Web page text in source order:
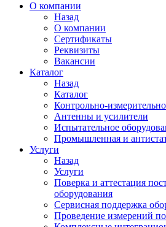
О компании
Назад
О компании
Сертификаты
Реквизиты
Вакансии
Каталог
Назад
Каталог
Контрольно-
Антенны и усилители
Испытательное
Промышленная и
Услуги
Назад
Услуги
Поверка и аттестация
оборудования
Сервисная поддержка
Проведение измерений по